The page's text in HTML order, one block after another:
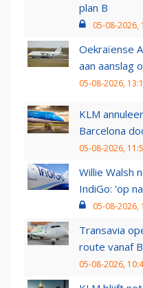
plan B
05-08-2026,
Oekraïense
aan aanslag
05-08-2026,
KLM
Barcelona
05-08-2026,
Willie Walsh
IndiGo: 'op
05-08-2026,
Transavia
route vanaf
05-08-2026,